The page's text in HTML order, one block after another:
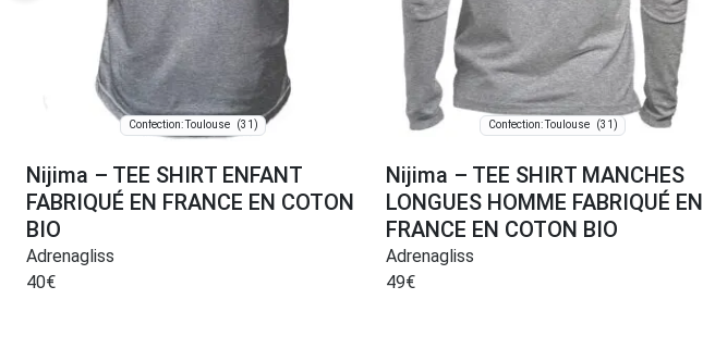
Confection: Toulouse (31)
Nijima – TEE SHIRT ENFANT
FABRIQUÉ EN FRANCE EN COTON
BIO
Adrenagliss
40€
Confection: Toulouse (31)
Nijima – TEE SHIRT MANCHES
LONGUES HOMME FABRIQUÉ EN
FRANCE EN COTON BIO
Adrenagliss
49€